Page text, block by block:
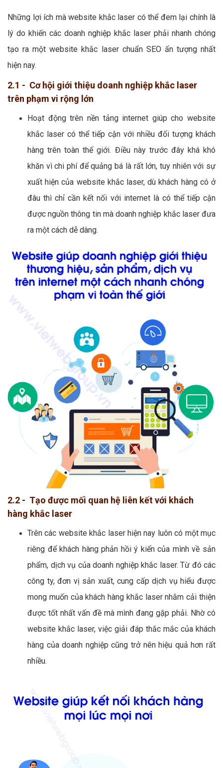
Những lợi ích mà website khắc laser có thể đem lại chính là
lý do khiến các doanh nghiệp khắc laser phải nhanh chóng
tạo ra một website khắc laser chuẩn SEO ấn tượng nhất
hiện nay.
2.1 - Cơ hội giới thiệu doanh nghiệp khắc laser
trên phạm vi rộng lớn
Hoạt động trên nền tảng internet giúp cho website
khắc laser có thể tiếp cận với nhiều đối tượng khách
hàng trên toàn thế giới. Điều này trước đây khá khó
khăn vì chi phí để quảng bá là rất lớn, tuy nhiên với sự
xuất hiện của website khắc laser, dù khách hàng có ở
đâu thì chỉ cần kết nối với internet là có thể tiếp cận
được nguồn thông tin mà doanh nghiệp khắc laser đưa
ra một cách dễ dàng.
2.2 - Tạo được mối quan hệ liên kết với khách
hàng khắc laser
Trên các website khắc laser hiện nay luôn có một mục
riêng để khách hàng phản hồi ý kiến của mình về sản
phẩm, dịch vụ của doanh nghiệp khắc laser. Từ đó các
công ty, đơn vị sản xuất, cung cấp dịch vụ hiểu được
mong muốn của khách hàng khắc laser nhằm cải thiện
được tốt nhất vấn đề mà mình đang gặp phải. Nhờ có
website khắc laser, việc giải đáp thắc mắc của khách
hàng của doanh nghiệp cũng trở nên hiệu quả hơn rất
nhiều.